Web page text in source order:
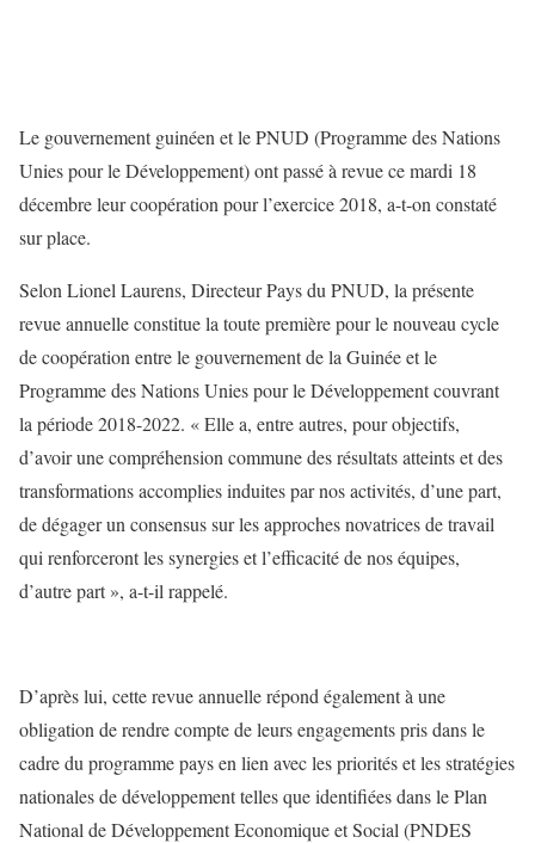
Le gouvernement guinéen et le PNUD (Programme des Nations
Unies pour le Développement) ont passé à revue ce mardi 18
décembre leur coopération pour l’exercice 2018, a-t-on constaté
sur place.
Selon Lionel Laurens, Directeur Pays du PNUD, la présente
revue annuelle constitue la toute première pour le nouveau cycle
de coopération entre le gouvernement de la Guinée et le
Programme des Nations Unies pour le Développement couvrant
la période 2018-2022. « Elle a, entre autres, pour objectifs,
d’avoir une compréhension commune des résultats atteints et des
transformations accomplies induites par nos activités, d’une part,
de dégager un consensus sur les approches novatrices de travail
qui renforceront les synergies et l’efficacité de nos équipes,
d’autre part », a-t-il rappelé.
D’après lui, cette revue annuelle répond également à une
obligation de rendre compte de leurs engagements pris dans le
cadre du programme pays en lien avec les priorités et les stratégies
nationales de développement telles que identifiées dans le Plan
National de Développement Economique et Social (PNDES